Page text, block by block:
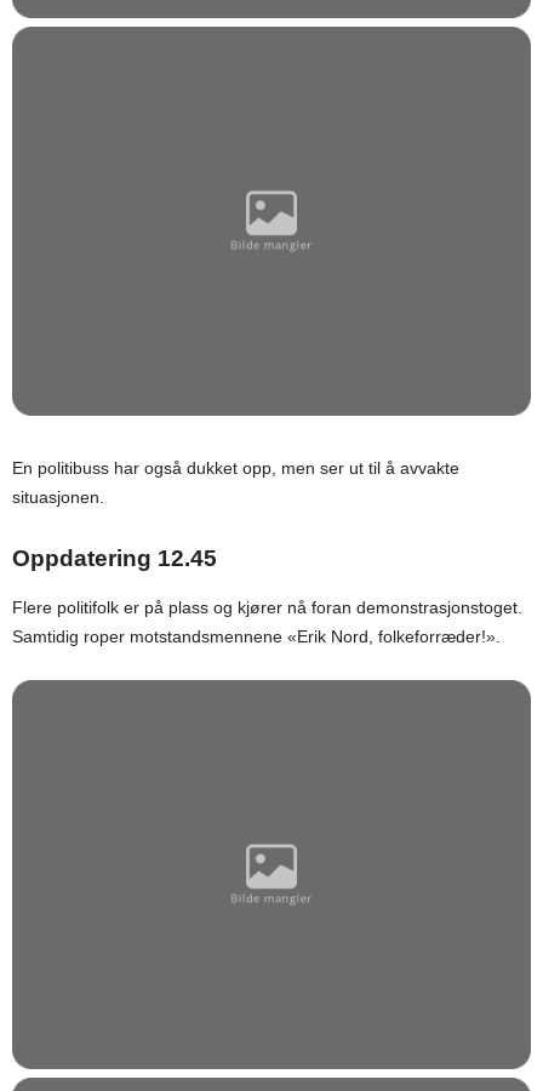
En politibuss har også dukket opp, men ser ut til å avvakte
situasjonen.
Oppdatering 12.45
Flere politifolk er på plass og kjører nå foran demonstrasjonstoget.
Samtidig roper motstandsmennene «Erik Nord, folkeforræder!».